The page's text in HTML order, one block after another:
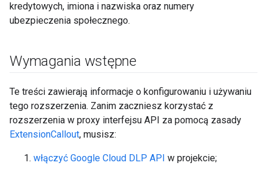
kredytowych, imiona i nazwiska oraz numery
ubezpieczenia społecznego.
Wymagania wstępne
Te treści zawierają informacje o konfigurowaniu i używaniu
tego rozszerzenia. Zanim zaczniesz korzystać z
rozszerzenia w proxy interfejsu API za pomocą zasady
ExtensionCallout, musisz:
włączyć Google Cloud DLP API w projekcie;